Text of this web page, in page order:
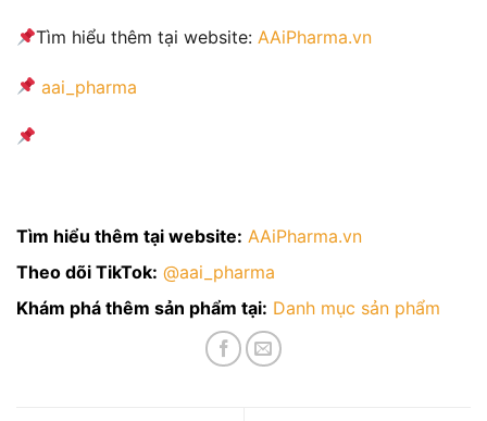
Tìm hiểu thêm tại website: AAiPharma.vn
aai_pharma
Tìm hiểu thêm tại website: AAiPharma.vn
Theo dõi TikTok: @aai_pharma
Khám phá thêm sản phẩm tại: Danh mục sản phẩm